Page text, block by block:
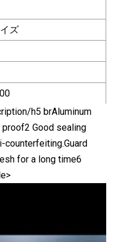
ズ
h5 brAluminum
Good sealing
for a long time6